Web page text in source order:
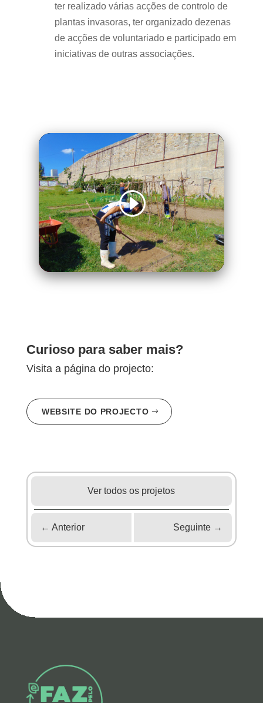
ter realizado várias acções de controlo de
plantas invasoras, ter organizado dezenas
de acções de voluntariado e participado em
iniciativas de outras associações.
Curioso para saber mais?
Visita a página do projecto:
WEBSITE DO PROJECTO
Ver todos os projetos
← Anterior Seguinte →